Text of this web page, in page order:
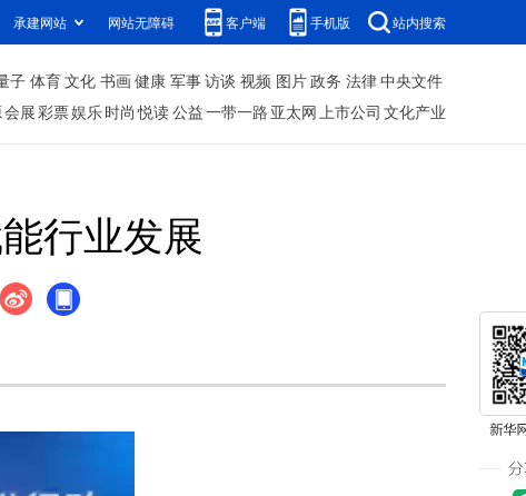
承建网站 网站无障碍 客户端 手机版 站内搜索
子 体育文化 书画健康 军事访谈 视频 图片政务 法律中央文件
会展彩票娱乐时尚 悦读公益一带一路 亚太网上市公司 文化产业
行业发展